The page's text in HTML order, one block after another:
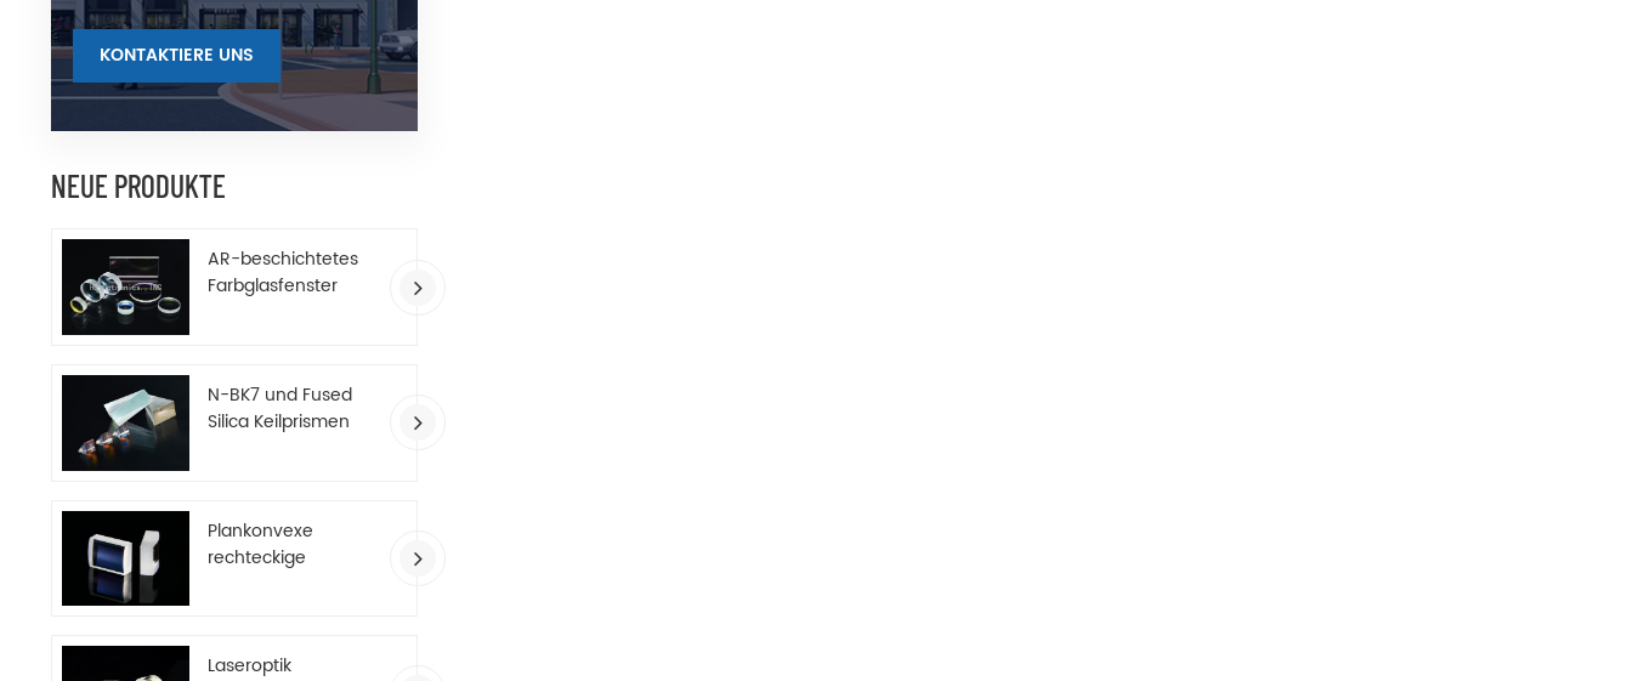
KONTAKTIERE UNS
NEUE PRODUKTE
AR-beschichtetes
Farbglasfenster
N-BK7 und Fused
Silica Keilprismen
Plankonvexe
rechteckige
Laseroptik